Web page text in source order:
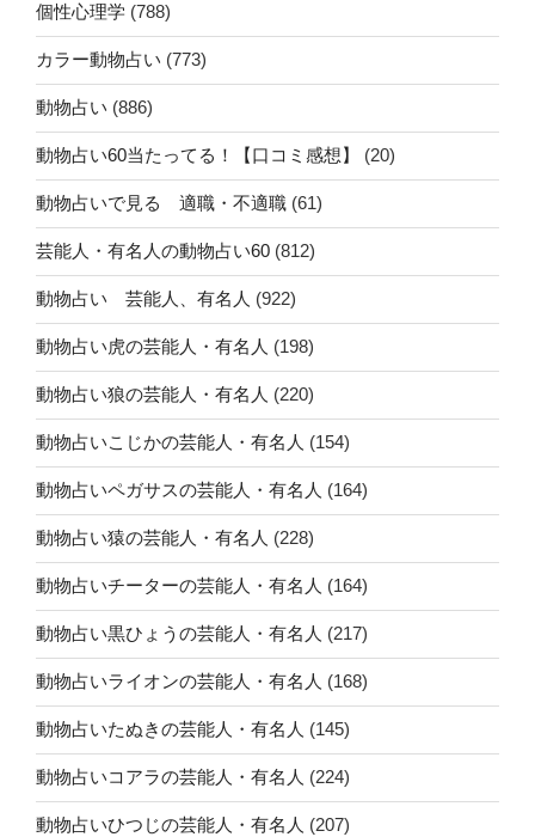
個性心理学 (788)
カラー動物占い (773)
動物占い (886)
動物占い60当たってる！【口コミ感想】 (20)
動物占いで見る 適職・不適職 (61)
芸能人・有名人の動物占い60 (812)
動物占い 芸能人、有名人 (922)
動物占い虎の芸能人・有名人 (198)
動物占い狼の芸能人・有名人 (220)
動物占いこじかの芸能人・有名人 (154)
動物占いペガサスの芸能人・有名人 (164)
動物占い猿の芸能人・有名人 (228)
動物占いチーターの芸能人・有名人 (164)
動物占い黒ひょうの芸能人・有名人 (217)
動物占いライオンの芸能人・有名人 (168)
動物占いたぬきの芸能人・有名人 (145)
動物占いコアラの芸能人・有名人 (224)
動物占いひつじの芸能人・有名人 (207)